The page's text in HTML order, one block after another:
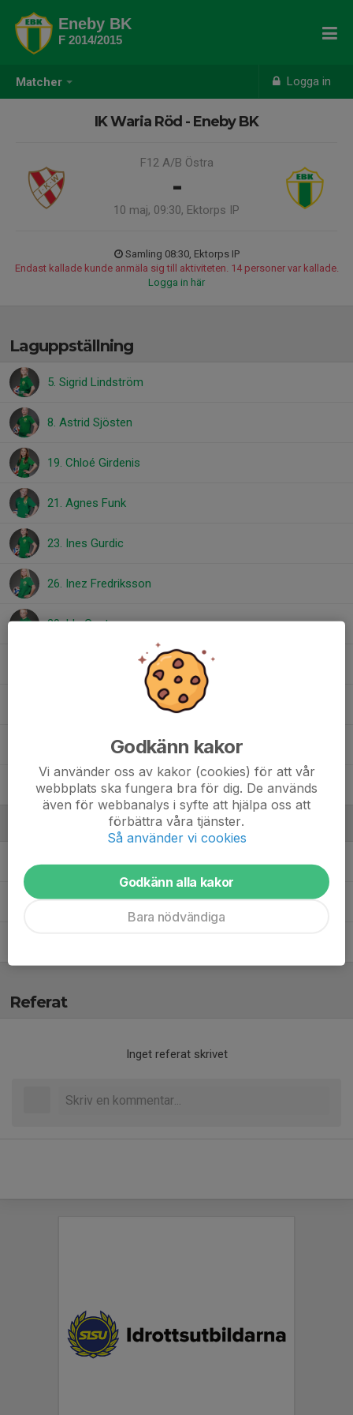
Matcher Logga in
Eneby BK
F 2014/2015
IK Waria Röd - Eneby BK
F12 A/B Östra
-
10 maj, 09:30, Ektorps IP
Samling 08:30, Ektorps IP
Endast kallade kunde anmäla sig till aktiviteten. 14 personer var kallade.
Logga in här
Laguppställning
5. Sigrid Lindström
8. Astrid Sjösten
19. Chloé Girdenis
21. Agnes Funk
23. Ines Gurdic
26. Inez Fredriksson
29. Ida Gustavsson
47. Hanna Mesetovic
77. Lamija Krdjic
99. Hena Ebrahimzadeh
Admir Krdjicledare
Fredrik SjöstenLedare
Referat
Inget referat skrivet
Godkänn kakor
Vi använder oss av kakor (cookies) för att vår
webbplats ska fungera bra för dig. De används
även för webbanalys i syfte att hjälpa oss att
förbättra våra tjänster.
Så använder vi cookies
Godkänn alla kakor
Bara nödvändiga